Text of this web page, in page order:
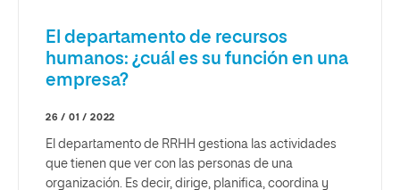
El departamento de recursos
humanos: ¿cuál es su función en una
empresa?
26 / 01 / 2022
El departamento de RRHH gestiona las actividades
que tienen que ver con las personas de una
organización. Es decir, dirige, planifica, coordina y